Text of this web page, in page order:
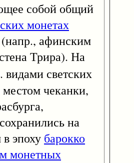
собой общий
монетах
афинским
Трира). На
видами светских
чеканки,
на
эпоху барокко
монетных